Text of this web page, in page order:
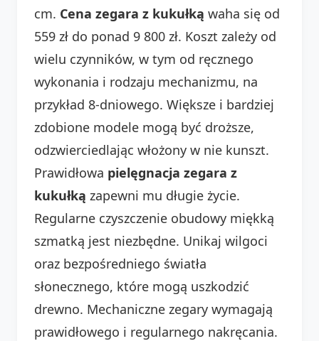
cm. Cena zegara z kukułką waha się od
559 zł do ponad 9 800 zł. Koszt zależy od
wielu czynników, w tym od ręcznego
wykonania i rodzaju mechanizmu, na
przykład 8-dniowego. Większe i bardziej
zdobione modele mogą być droższe,
odzwierciedlając włożony w nie kunszt.
Prawidłowa pielęgnacja zegara z
kukułką zapewni mu długie życie.
Regularne czyszczenie obudowy miękką
szmatką jest niezbędne. Unikaj wilgoci
oraz bezpośredniego światła
słonecznego, które mogą uszkodzić
drewno. Mechaniczne zegary wymagają
prawidłowego i regularnego nakręcania.